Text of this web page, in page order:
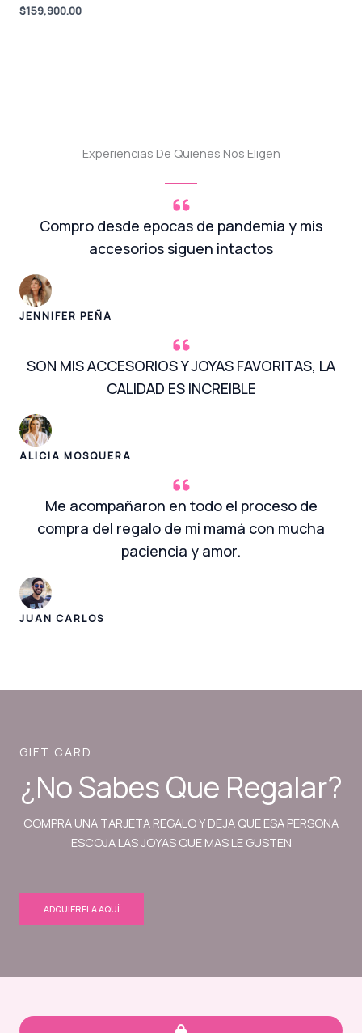
$159,900.00
Experiencias De Quienes Nos Eligen
Compro desde epocas de pandemia y mis
accesorios siguen intactos
JENNIFER PEÑA
SON MIS ACCESORIOS Y JOYAS FAVORITAS, LA
CALIDAD ES INCREIBLE
ALICIA MOSQUERA
Me acompañaron en todo el proceso de
compra del regalo de mi mamá con mucha
paciencia y amor.
JUAN CARLOS
GIFT CARD
¿No Sabes Que Regalar?
COMPRA UNA TARJETA REGALO Y DEJA QUE ESA PERSONA
ESCOJA LAS JOYAS QUE MAS LE GUSTEN
ADQUIERELA AQUÍ